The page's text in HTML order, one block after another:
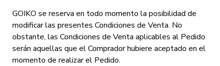
GOIKO se reserva en todo momento la posibilidad de
modificar las presentes Condiciones de Venta. No
obstante, las Condiciones de Venta aplicables al Pedido
serán aquellas que el Comprador hubiere aceptado en el
momento de realizar el Pedido.